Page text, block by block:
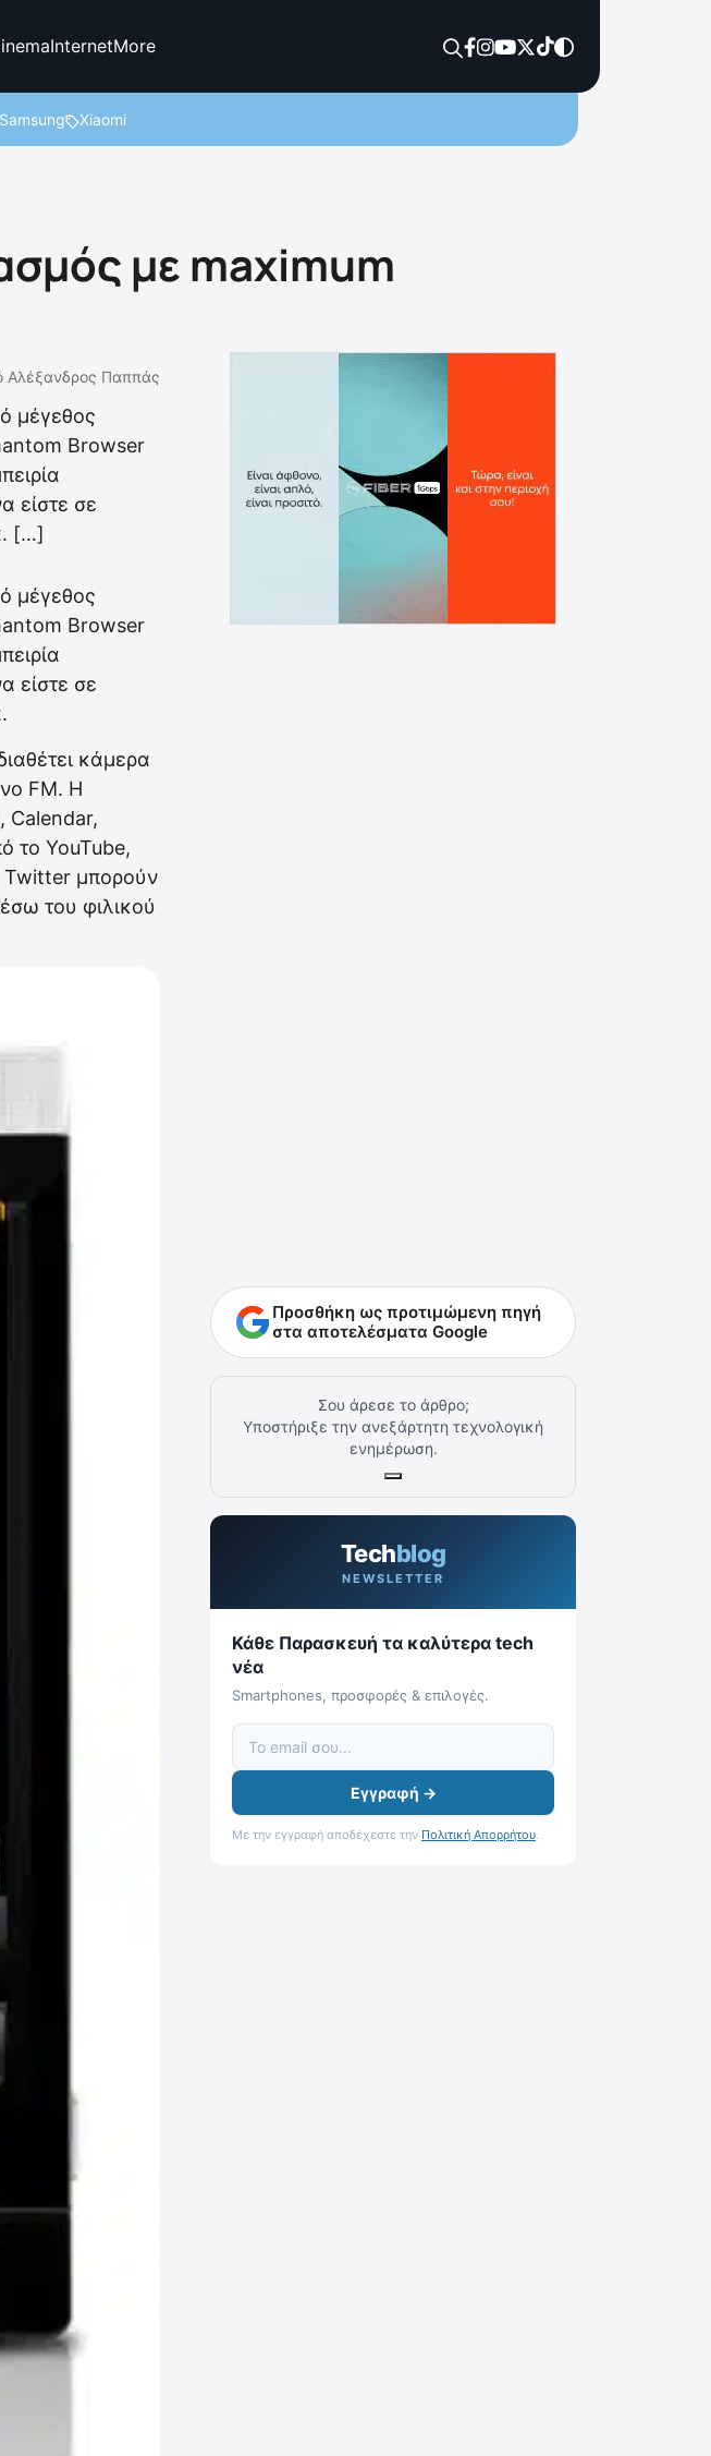
InternetMore
Samsung Xiaomi
με maximum
Αλέξανδρος Παππάς
μέγεθος
Browser
είστε σε
[…]
μέγεθος
Browser
είστε σε
κάμερα
FM. Η
Calendar,
το YouTube,
Twitter μπορούν
του φιλικού
Προσθήκη ως προτιμώμενη πηγή
στα αποτελέσματα Google
Σου άρεσε το άρθρο;
Υποστήριξε την ανεξάρτητη τεχνολογική
ενημέρωση.
Techblog
NEWSLETTER
Κάθε Παρασκευή τα καλύτερα tech
νέα
Smartphones, προσφορές & επιλογές.
Εγγραφή →
Με την εγγραφή αποδέχεστε την Πολιτική Απορρήτου.